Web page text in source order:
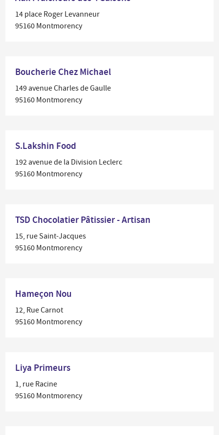
14 place Roger Levanneur
95160 Montmorency
Boucherie Chez Michael
149 avenue Charles de Gaulle
95160 Montmorency
S.Lakshin Food
192 avenue de la Division Leclerc
95160 Montmorency
TSD Chocolatier Pâtissier - Artisan
15, rue Saint-Jacques
95160 Montmorency
Hameçon Nou
12, Rue Carnot
95160 Montmorency
Liya Primeurs
1, rue Racine
95160 Montmorency